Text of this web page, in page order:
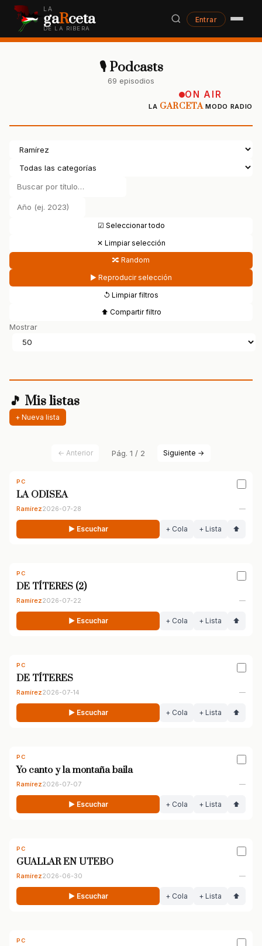
LA
gaRceta
DE LA RIBERA
Entrar
🎙 Podcasts
69 episodios
ON AIR
LA GARCETAMODO RADIO
☑ Seleccionar todo
✕ Limpiar selección
🔀 Random
▶ Reproducir selección
↺ Limpiar filtros
⬆ Compartir filtro
Mostrar
🎵 Mis listas
+ Nueva lista
← Anterior Pág. 1 / 2 Siguiente →
PC
LA ODISEA
Ramírez2026-07-28 —
▶ Escuchar + Cola + Lista ⬆
PC
DE TÍTERES (2)
Ramírez2026-07-22 —
▶ Escuchar + Cola + Lista ⬆
PC
DE TÍTERES
Ramírez2026-07-14 —
▶ Escuchar + Cola + Lista ⬆
PC
Yo canto y la montaña baila
Ramírez2026-07-07 —
▶ Escuchar + Cola + Lista ⬆
PC
GUALLAR EN UTEBO
Ramírez2026-06-30 —
▶ Escuchar + Cola + Lista ⬆
PC